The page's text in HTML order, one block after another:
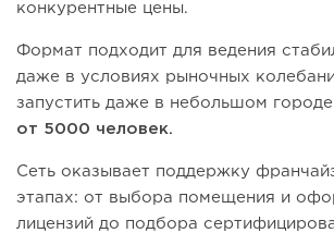
конкурентные цены.
Формат подходит для ведения
даже в условиях рыночных
запустить даже в небольшом
от 5000 человек.
Сеть оказывает поддержку
этапах: от выбора помещения и
лицензий до подбора